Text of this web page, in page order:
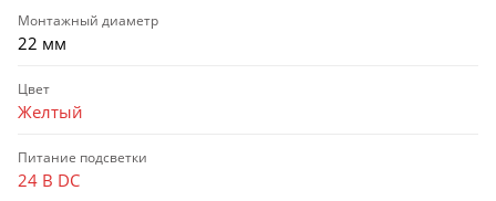
Монтажный диаметр
22 мм
Цвет
Желтый
Питание подсветки
24 В DC